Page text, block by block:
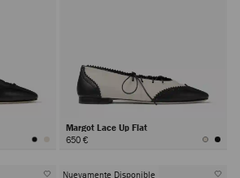
Margot Lace Up Flat
650 €
Nuevamente Disponible